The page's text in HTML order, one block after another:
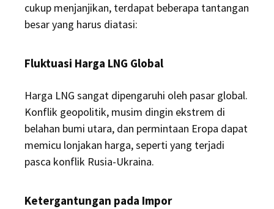
cukup menjanjikan, terdapat beberapa tantangan
besar yang harus diatasi:
Fluktuasi Harga LNG Global
Harga LNG sangat dipengaruhi oleh pasar global.
Konflik geopolitik, musim dingin ekstrem di
belahan bumi utara, dan permintaan Eropa dapat
memicu lonjakan harga, seperti yang terjadi
pasca konflik Rusia-Ukraina.
Ketergantungan pada Impor